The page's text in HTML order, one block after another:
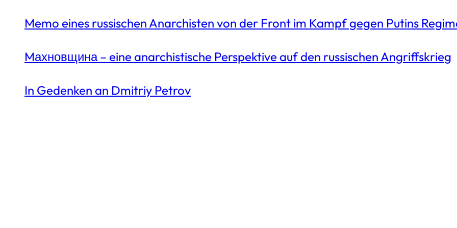
Memo eines russischen Anarchisten von der Front im Kampf gegen Putins
Mахновщина – eine anarchistische Perspektive auf den russischen Angriffskrieg
In Gedenken an Dmitriy Petrov